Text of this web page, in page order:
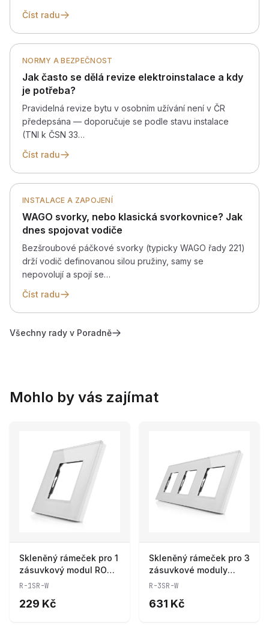
Číst radu
NORMY A BEZPEČNOST
Jak často se dělá revize elektroinstalace a kdy
je potřeba?
Pravidelná revize bytu v osobním užívání není v ČR
předepsána — doporučuje se podle stavu instalace
(TNI k ČSN 33…
Číst radu
INSTALACE A ZAPOJENÍ
WAGO svorky, nebo klasická svorkovnice? Jak
dnes spojovat vodiče
Bezšroubové páčkové svorky (typicky WAGO řady 221)
drží vodič definovanou silou pružiny, samy se
nepovolují a spojí se…
Číst radu
Všechny rady v Poradně
Mohlo by vás zajímat
Skleněný rámeček pro 1
zásuvkový modul ROON
- R-1SR-W
R-1SR-W
229 Kč
Skleněný rámeček pro 3
zásuvkové moduly
ROON - R-3SR-W
R-3SR-W
631 Kč